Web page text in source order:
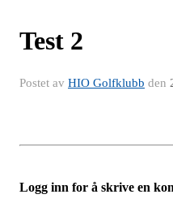
Test 2
Postet av HIO Golfklubb den
Logg inn for å skrive en